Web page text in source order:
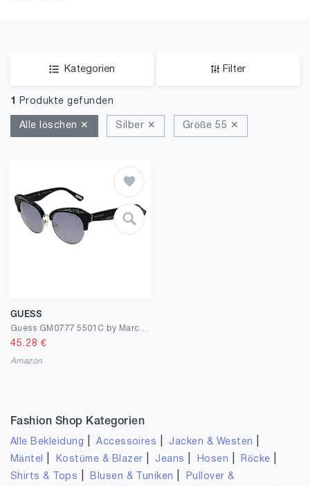
Kategorien Filter
1 Produkte gefunden
Alle löschen ✕ Silber ✕ Größe 55 ✕
GUESS
45.28 €
Amazon
Fashion Shop Kategorien
Alle Bekleidung |Accessoires Jacken & Westen
Mäntel Kostüme & Blazer Jeans Hosen Röcke
Shirts & Tops Blusen & Tuniken
Pullover &